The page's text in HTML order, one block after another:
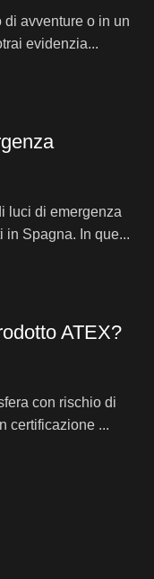
avventure o in un
evidenzia...
luci di emergenza
in Spagna. In que...
ATEX?
con rischio di
certificazione ...